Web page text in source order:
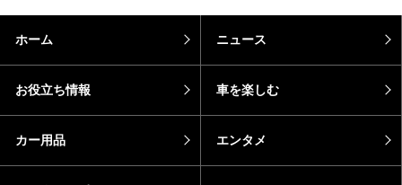
ホーム ニュース
お役立ち情報 車を楽しむ
カー用品 エンタメ